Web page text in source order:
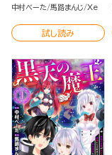
物たちの救世主となり最強
ク版 （2）
中村べーた 馬路まんじ Xe
試し読み